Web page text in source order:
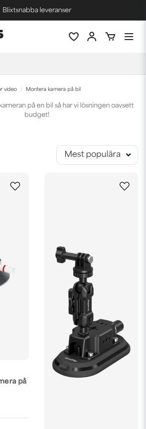
Blixtsnabba leveranser
vid köp över 1000 kr *
video Montera kamera på bil
på en bil så har vi lösningen oavsett
budget!
Mest populära
på